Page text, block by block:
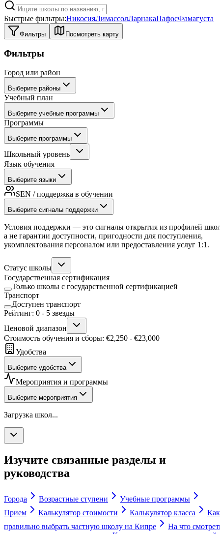
Быстрые фильтры:НикосияЛимассолЛарнакаПафосФамагуста
Фильтры Посмотреть карту
Фильтры
Город или район
Выберите районы
Учебный план
Выберите учебные программы
Программы
Выберите программы
Школьный уровень
Язык обучения
Выберите языки
SEN / поддержка в обучении
Выберите сигналы поддержки
Условия поддержки — это сигналы открытия из профилей
а не гарантии доступности, пригодности для поступления,
укомплектования персоналом или предоставления услуг 1:1.
Статус школы
Государственная сертификация
Только школы с государственной сертификацией
Транспорт
Доступен транспорт
Рейтинг: 0 - 5 звезды
Ценовой диапазон
Стоимость обучения и сборы: €2,250 - €23,000
Удобства
Выберите удобства
Мероприятия и программы
Выберите мероприятия
Загрузка школ...
Изучите связанные разделы и
руководства
Города Возрастные ступени
Учебные программы
Прием
Калькулятор стоимости Калькулятор класса
Как
правильно выбрать частную школу на Кипре
На что